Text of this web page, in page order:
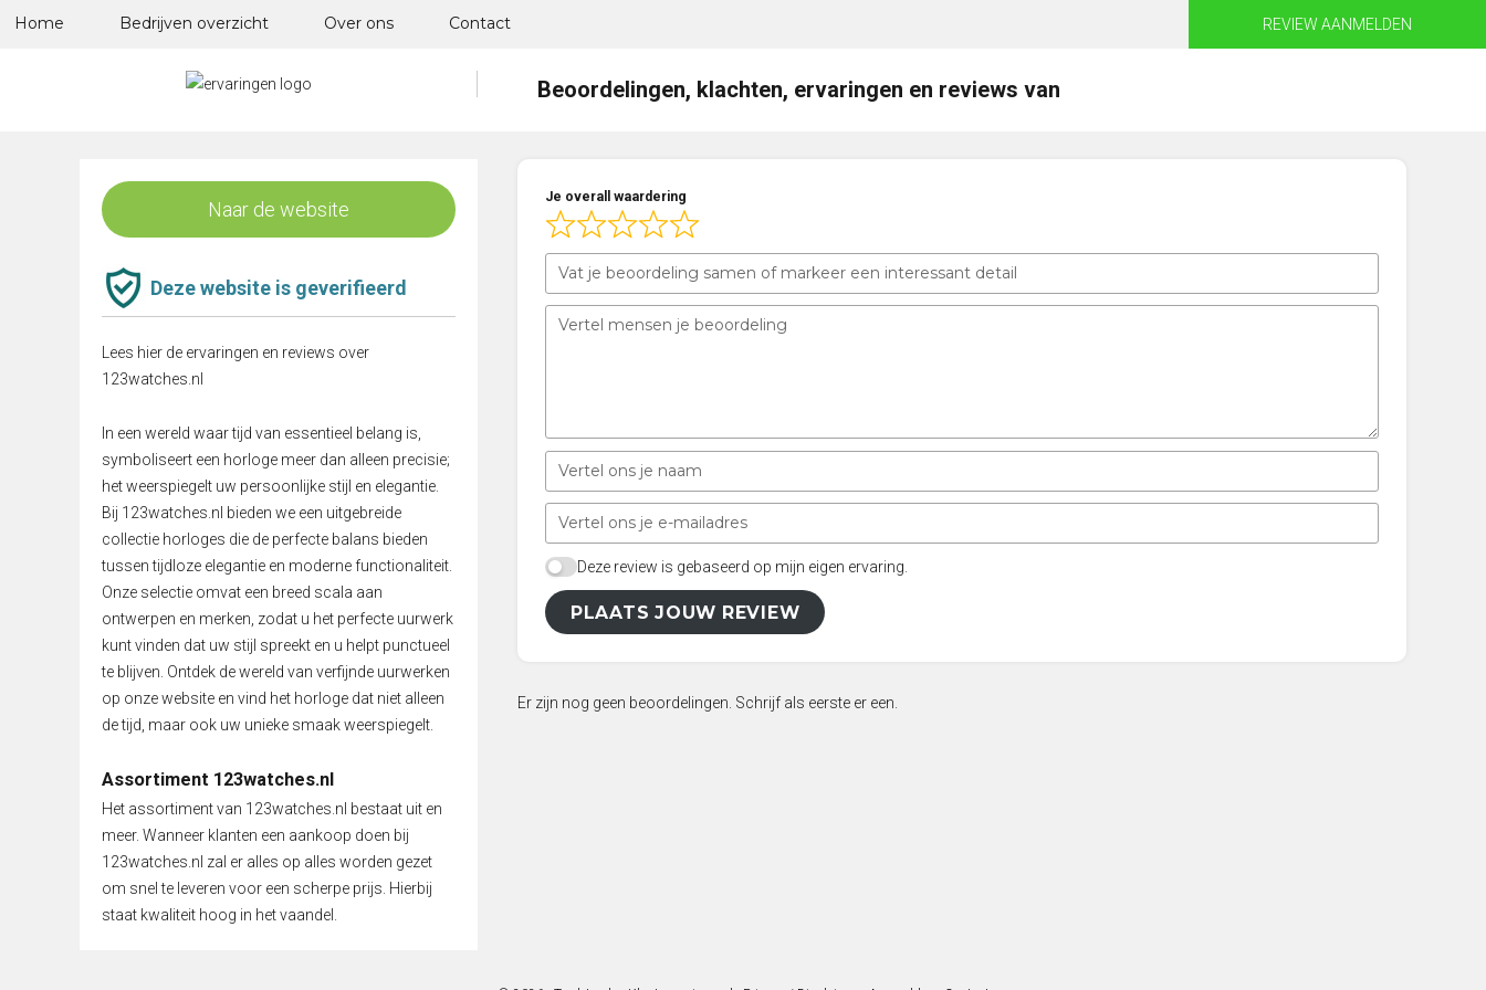
Home Bedrijven overzicht Over ons Contact REVIEW AANMELDEN
Beoordelingen, klachten, ervaringen en reviews van
Naar de website
Deze website is geverifieerd
Lees hier de ervaringen en reviews over
123watches.nl
In een wereld waar tijd van essentieel belang is,
symboliseert een horloge meer dan alleen precisie;
het weerspiegelt uw persoonlijke stijl en elegantie.
Bij 123watches.nl bieden we een uitgebreide
collectie horloges die de perfecte balans bieden
tussen tijdloze elegantie en moderne functionaliteit.
Onze selectie omvat een breed scala aan
ontwerpen en merken, zodat u het perfecte uurwerk
kunt vinden dat uw stijl spreekt en u helpt punctueel
te blijven. Ontdek de wereld van verfijnde uurwerken
op onze website en vind het horloge dat niet alleen
de tijd, maar ook uw unieke smaak weerspiegelt.
Assortiment 123watches.nl
Het assortiment van 123watches.nl bestaat uit en
meer. Wanneer klanten een aankoop doen bij
123watches.nl zal er alles op alles worden gezet
om snel te leveren voor een scherpe prijs. Hierbij
staat kwaliteit hoog in het vaandel.
Je overall waardering
Deze review is gebaseerd op mijn eigen ervaring.
PLAATS JOUW REVIEW
Er zijn nog geen beoordelingen. Schrijf als eerste er een.